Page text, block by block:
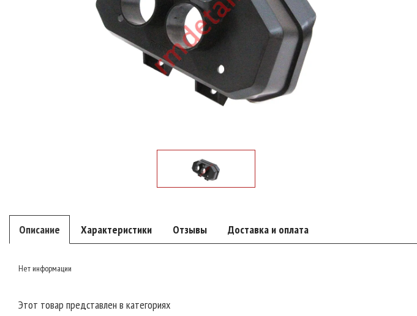
Описание Характеристики Отзывы Доставка и оплата
Нет информации
Этот товар представлен в категориях